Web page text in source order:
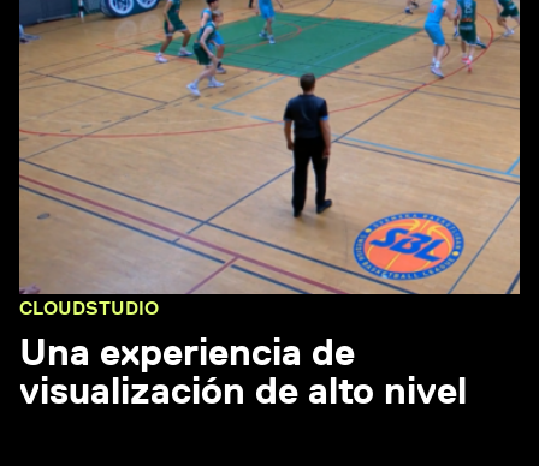
CLOUDSTUDIO
Una experiencia de
visualización de alto nivel